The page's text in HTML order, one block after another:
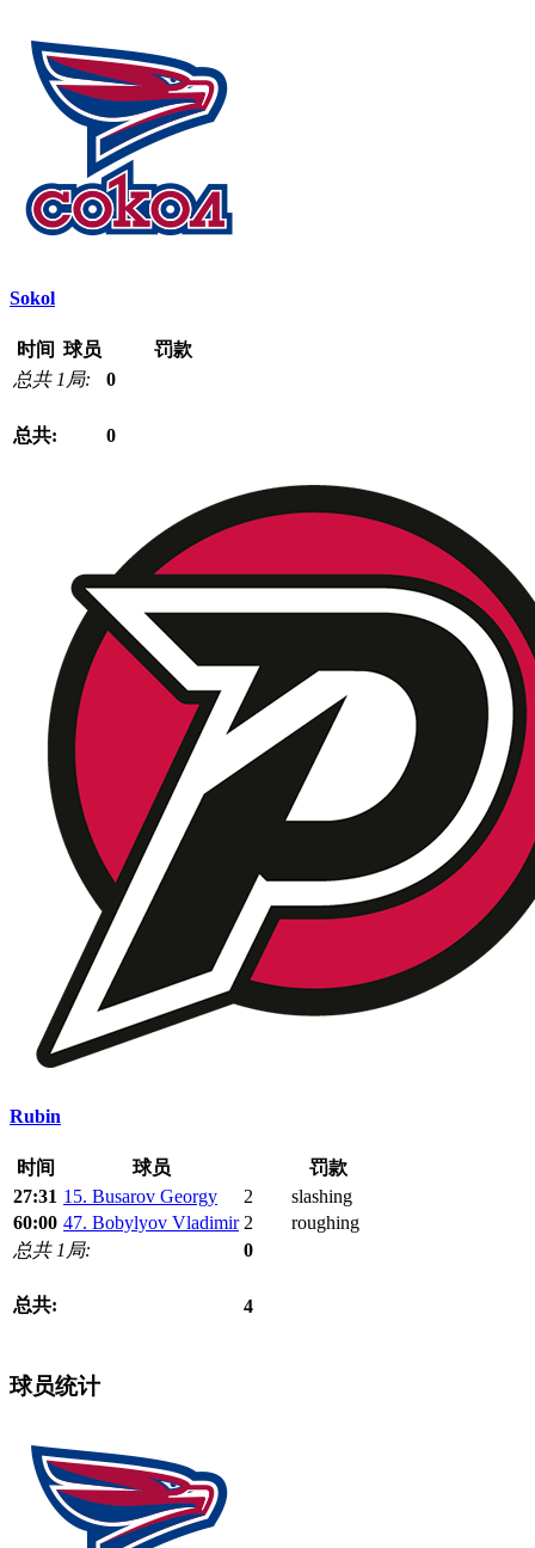
Sokol
时间 球员
罚款
总共 1局:
0
总共: 0
Rubin
时间 球员
罚款
27:31 15. Busarov Georgy 2
slashing
60:00 47. Bobylyov Vladimir 2
roughing
总共 1局:
0
总共: 4
球员统计